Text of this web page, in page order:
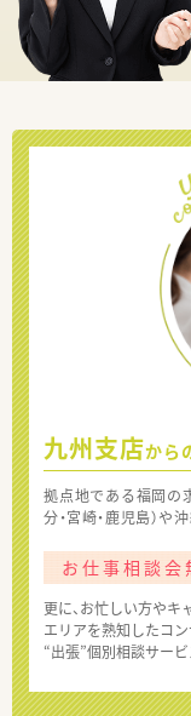
九州支店から
拠点地である福岡の
分・宮崎・鹿児島）
お仕事相談会
更に、お忙しい方や
エリアを熟知したコン
“出張”個別相談サー